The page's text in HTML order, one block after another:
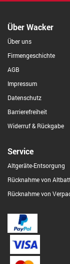
Über Wacker
Über uns
Firmengeschichte
AGB
Impressum
Datenschutz
Barrierefreiheit
Widerruf & Rückgabe
Service
Altgeräte-Entsorgung
Rücknahme von
Rücknahme von